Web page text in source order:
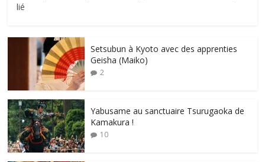
lié
Setsubun à Kyoto avec des apprenties
Geisha (Maiko)
2
Yabusame au sanctuaire Tsurugaoka de
Kamakura !
10